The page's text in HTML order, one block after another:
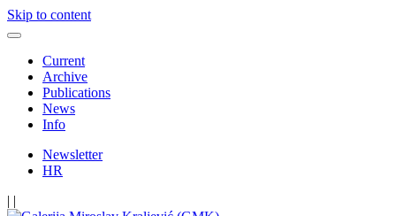
Skip to content
Current
Archive
Publications
News
Info
Newsletter
HR
| |